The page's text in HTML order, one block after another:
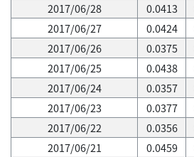
2017/06/28
0.0413
2017/06/27
0.0424
2017/06/26
0.0375
2017/06/25
0.0438
2017/06/24
0.0357
2017/06/23
0.0377
2017/06/22
0.0356
2017/06/21
0.0459